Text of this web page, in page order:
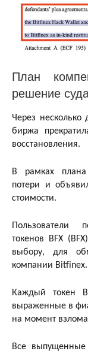
План
решение
Через несколько
биржа
восстановления.
В рамках
потери и
стоимости.
Пользователи
токенов BFX
выбору, для
компании Bitfinex.
Каждый токен
выраженные в
на момент
Все